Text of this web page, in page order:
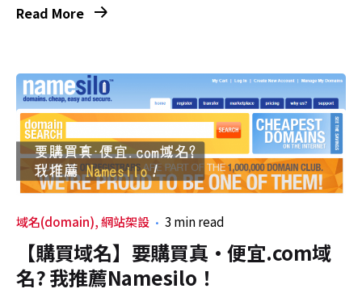
Read More
域名(domain) 網站架設 3 min read
【購買域名】要購買真·便宜.com域
名? 我推薦Namesilo！